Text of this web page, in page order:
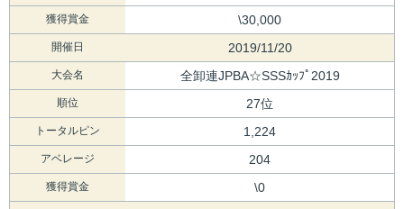
獲得賞金 \30,000
開催日 2019/11/20
大会名 全卸連JPBA☆SSSｶｯﾌﾟ2019
順位 27位
トータルピン 1,224
アベレージ 204
獲得賞金 \0